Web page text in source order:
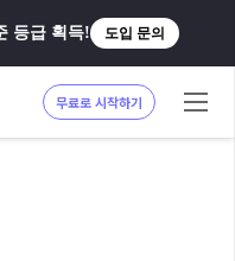
등급 획득! 도입 문의
무료로 시작하기